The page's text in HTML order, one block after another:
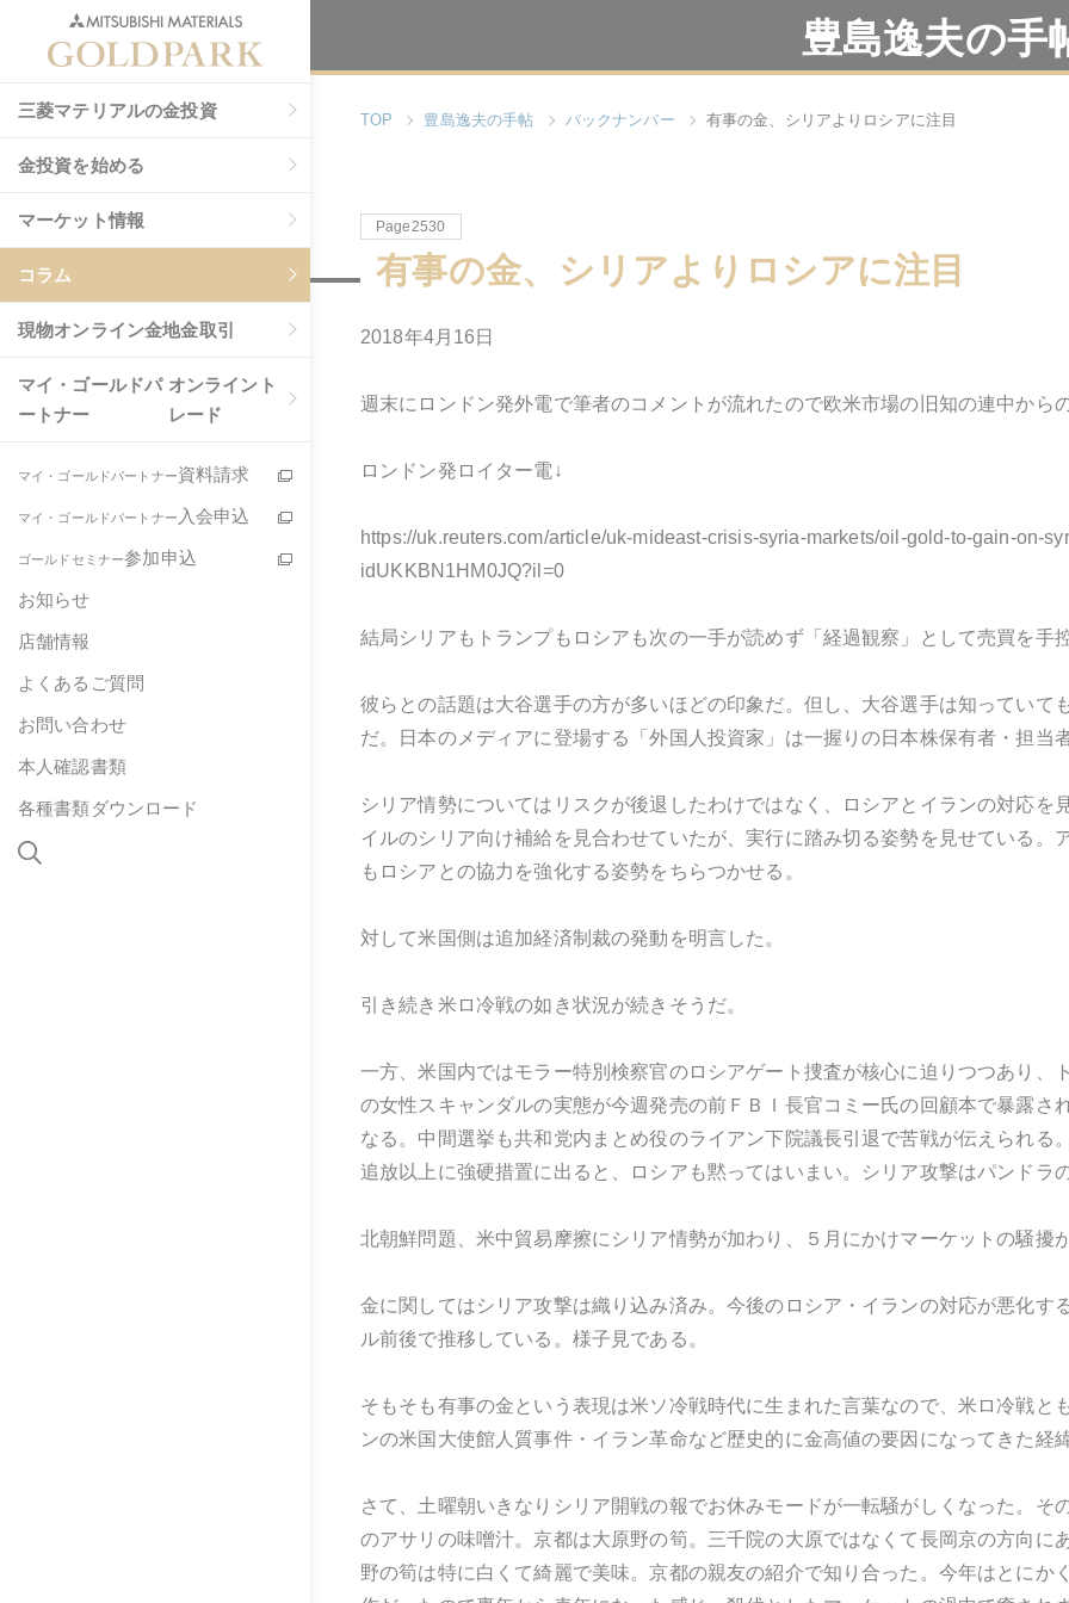
三菱マテリアルの金投資
金投資を始める
マーケット情報
コラム
現物オンライン金地金取引
マイ・ゴールドパ
ートナー
オンライント
レード
マイ・ゴールドパートナー資料請求
マイ・ゴールドパートナー 入会申込
ゴールドセミナー参加申込
お知らせ
店舗情報
よくあるご質問
お問い合わせ
本人確認書類
各種書類ダウンロード
豊島逸夫の手
TOP 豊島逸夫の手帖 バックナンバー 有事の金、シリアよりロシアに注目
Page2530
有事の金、シリアよりロシアに注目
2018年4月16日
週末にロンドン発外電で筆者のコメントが流れたので欧米市場の旧知の連中から
ロンドン発ロイター電↓
https://uk.reuters.com/article/uk-mideast-crisis-syria-markets/oil-gold-to-gain-on-
idUKKBN1HM0JQ?il=0
結局シリアもトランプもロシアも次の一手が読めず「経過観察」として売買を手
彼らとの話題は大谷選手の方が多いほどの印象だ。但し、大谷選手は知っていて
だ。日本のメディアに登場する「外国人投資家」は一握りの日本株保有者・担当
シリア情勢についてはリスクが後退したわけではなく、ロシアとイランの対応
イルのシリア向け補給を見合わせていたが、実行に踏み切る姿勢を見せている
もロシアとの協力を強化する姿勢をちらつかせる。
対して米国側は追加経済制裁の発動を明言した。
引き続き米ロ冷戦の如き状況が続きそうだ。
一方、米国内ではモラー特別検察官のロシアゲート捜査が核心に迫りつつあり、
の女性スキャンダルの実態が今週発売の前ＦＢＩ長官コミー氏の回顧本で暴露さ
なる。中間選挙も共和党内まとめ役のライアン下院議長引退で苦戦が伝えられ
追放以上に強硬措置に出ると、ロシアも黙ってはいまい。シリア攻撃はパンドラ
北朝鮮問題、米中貿易摩擦にシリア情勢が加わり、５月にかけマーケットの騒擾
金に関してはシリア攻撃は織り込み済み。今後のロシア・イランの対応が悪化す
ル前後で推移している。様子見である。
そもそも有事の金という表現は米ソ冷戦時代に生まれた言葉なので、米ロ冷戦
ンの米国大使館人質事件・イラン革命など歴史的に金高値の要因になってきた
さて、土曜朝いきなりシリア開戦の報でお休みモードが一転騒がしくなった。
のアサリの味噌汁。京都は大原野の筍。三千院の大原ではなくて長岡京の方向に
野の筍は特に白くて綺麗で美味。京都の親友の紹介で知り合った。今年はとに